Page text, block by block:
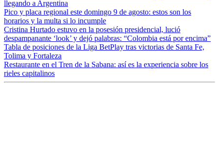
llegando a Argentina
Pico y placa regional este domingo 9 de agosto: estos son los
horarios y la multa si lo incumple
Cristina Hurtado estuvo en la posesión presidencial, lució
despampanante ‘look’ y dejó palabras: “Colombia está por encima”
Tabla de posiciones de la Liga BetPlay tras victorias de Santa Fe,
Tolima y Fortaleza
Restaurante en el Tren de la Sabana: así es la experiencia sobre los
rieles capitalinos